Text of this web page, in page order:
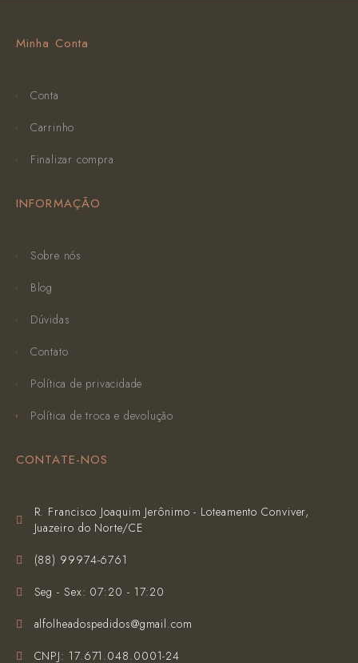
Minha Conta
Conta
Carrinho
Finalizar compra
INFORMAÇÃO
Sobre nós
Blog
Dúvidas
Contato
Política de privacidade
Política de troca e devolução
CONTATE-NOS
R. Francisco Joaquim Jerônimo - Loteamento Conviver,
Juazeiro do Norte/CE
(‪88) 99974-6761‬
Seg - Sex: 07:20 - 17:20
alfolheadospedidos@gmail.com
CNPJ: 17.671.048.0001-24